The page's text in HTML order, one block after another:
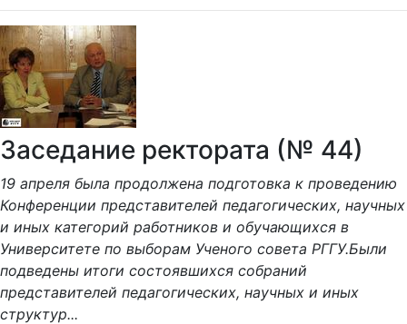
Заседание ректората (№ 44)
19 апреля была продолжена подготовка к проведению
Конференции представителей педагогических, научных
и иных категорий работников и обучающихся в
Университете по выборам Ученого совета РГГУ.Были
подведены итоги состоявшихся собраний
представителей педагогических, научных и иных
структур...